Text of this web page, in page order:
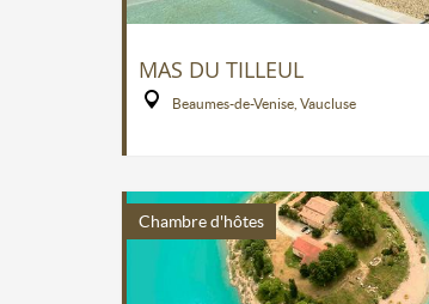
MAS DU TILLEUL
Beaumes-de-Venise, Vaucluse
Chambre d'hôtes